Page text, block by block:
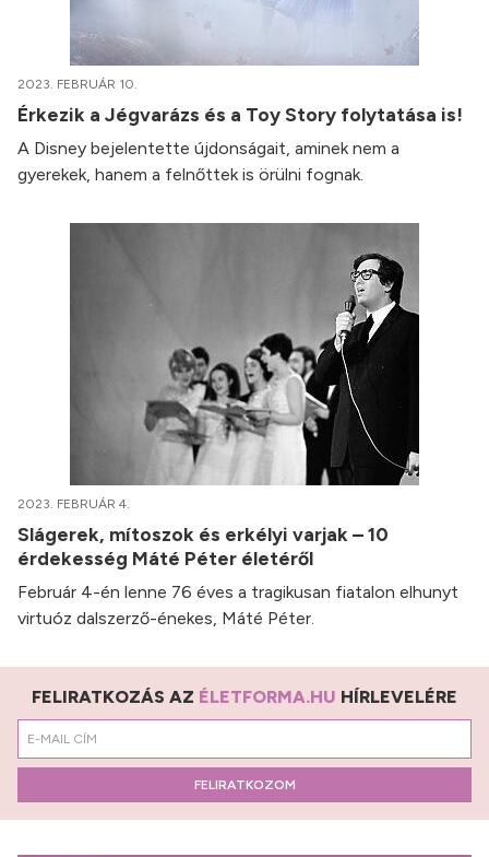
2023. FEBRUÁR 10.
Érkezik a Jégvarázs és a Toy Story folytatása is!
A Disney bejelentette újdonságait, aminek nem a
gyerekek, hanem a felnőttek is örülni fognak.
2023. FEBRUÁR 4.
Slágerek, mítoszok és erkélyi varjak – 10
érdekesség Máté Péter életéről
Február 4-én lenne 76 éves a tragikusan fiatalon elhunyt
virtuóz dalszerző-énekes, Máté Péter.
FELIRATKOZÁS AZ ÉLETFORMA.HU HÍRLEVELÉRE
FELIRATKOZOM